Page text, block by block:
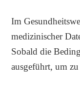
Im
medizinischer
Sobald die
ausgeführt, um